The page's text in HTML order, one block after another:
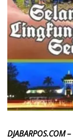
DJABARPOS.COM –